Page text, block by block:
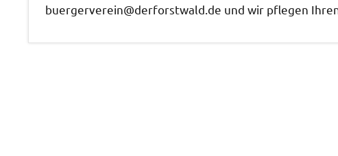
buergerverein@derforstwald.de und wir pflegen